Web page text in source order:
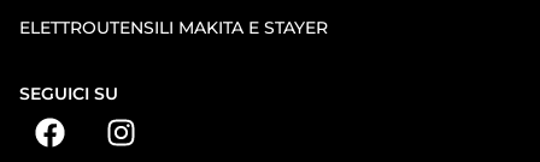
ELETTROUTENSILI MAKITA E STAYER
SEGUICI SU